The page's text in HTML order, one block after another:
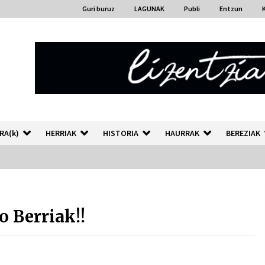
Guri buruz LAGUNAK Publi Entzun
HERRIAK HISTORIA HAURRAK BEREZIAK
Berriak!!